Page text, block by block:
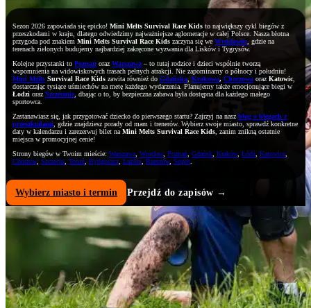
Sezon 2026 zapowiada się epicko!Mini Melts Survival Race Kids to największy cykl biegów z
przeszkodami w kraju, dlatego odwiedzimy najważniejsze aglomeracje w całej Polsce. Nasza błotna
przygoda pod znakiemMini Melts Survival Race Kids zaczyna się weWrocławiu, gdzie na
terenach zielonych budujemy najbardziej zakręcone wyzwania dla Lisków i Tygrysów.
Kolejne przystanki toPoznań orazWarszawa – to tutaj rodzice i dzieci wspólnie tworzą
wspomnienia na widowiskowych trasach pełnych atrakcji. Nie zapominamy o północy i południu!
Mini Melts Survival Race Kids zawita również doGdańska,Krakowa,Chorzowa orazKatowic,
dostarczając tysiące uśmiechów na metę każdego wydarzenia. Planujemy także emocjonujące biegi w
Łodzi orazSzczecinie, dbając o to, by bezpieczna zabawa była dostępna dla każdego małego
sportowca.
Zastanawiasz się, jak przygotować dziecko do pierwszego startu? Zajrzyj na naszblog o biegach z
przeszkodami, gdzie znajdziesz porady od mam i trenerów. Wybierz swoje miasto, sprawdź konkretne
daty w kalendarzu i zarezerwuj bilet naMini Melts Survival Race Kids, zanim znikną ostatnie
miejsca w promocyjnej cenie!
Strony biegów w Twoim mieście:Warszawa,Wrocław,Poznań,Gdańsk,Kraków,Łódź,Katowice,
Chorzów,Szczecin,Toruń,Bydgoszcz,Lublin,Rzeszów,Sopot.
Wybierz miasto i termin Przejdź do zapisów →
Szybkie odpowiedzi przed startem
Najczęstsze pytania rodziców: wiek, bezpieczeństwo, błoto, bilety i opaska. Pełne FAQ znajdziesz tutaj:
Dziecko i trasa (kliknij by rozwinąć kartę)